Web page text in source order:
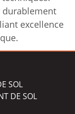
durablement
excellence
SOL
DE SOL